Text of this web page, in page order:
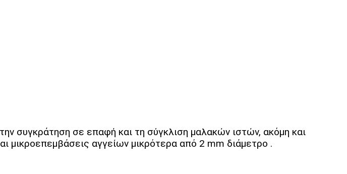
συγκράτηση σε επαφή και τη σύγκλιση μαλακών ιστών, ακόμη και
μικροεπεμβάσεις αγγείων μικρότερα από 2 mm διάμετρο .